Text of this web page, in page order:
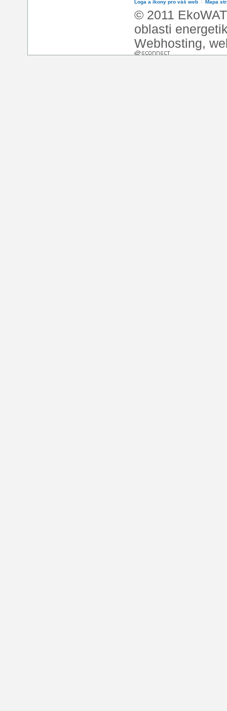
Loga a ikony pro váš web Mapa
© 2011
oblasti
Webhosting,